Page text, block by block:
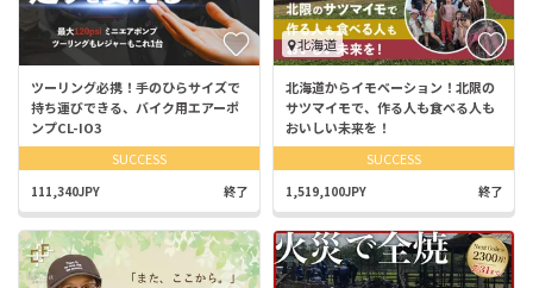
ツーリング必携！手のひらサイズで
持ち運びできる、バイク用エアーポ
ンプCL-IO3
SUCCESS
111,340JPY 終了
北海道
北海道からイモベーション！北限の
サツマイモで、作る人も食べる人も
おいしい未来を！
SUCCESS
1,519,100JPY 終了